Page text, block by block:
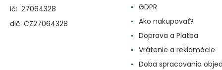
ič: 27064328
dič: CZ27064328
GDPR
Ako nakupovať?
Doprava a Platba
Vrátenie a reklamácie
Doba spracovania